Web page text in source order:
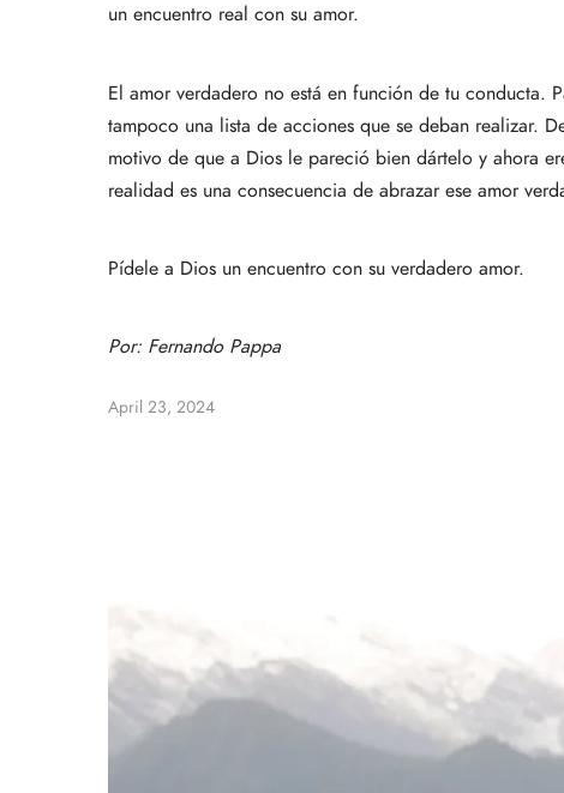
un encuentro real con su amor.
El amor verdadero no está en función de tu conducta.
tampoco una lista de acciones que se deban realizar.
motivo de que a Dios le pareció bien dártelo y ahora
realidad es una consecuencia de abrazar ese amor
Pídele a Dios un encuentro con su verdadero amor.
Por: Fernando Pappa
April 23, 2024